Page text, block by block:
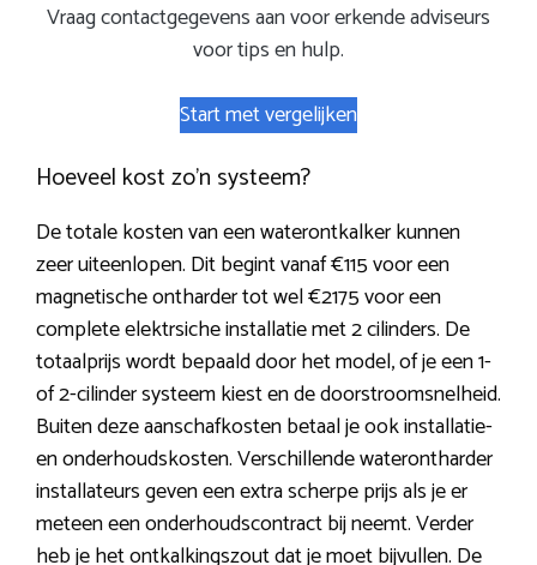
Vraag contactgegevens aan voor erkende adviseurs
voor tips en hulp.
Start met vergelijken
Hoeveel kost zo’n systeem?
De totale kosten van een waterontkalker kunnen
zeer uiteenlopen. Dit begint vanaf €115 voor een
magnetische ontharder tot wel €2175 voor een
complete elektrsiche installatie met 2 cilinders. De
totaalprijs wordt bepaald door het model, of je een 1-
of 2-cilinder systeem kiest en de doorstroomsnelheid.
Buiten deze aanschafkosten betaal je ook installatie-
en onderhoudskosten. Verschillende waterontharder
installateurs geven een extra scherpe prijs als je er
meteen een onderhoudscontract bij neemt. Verder
heb je het ontkalkingszout dat je moet bijvullen. De